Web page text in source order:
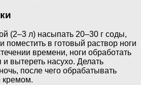
(2–3 л) насыпать 20–30 г соды,
в готовый раствор ноги
времени, ноги обработать
вытереть насухо. Делать
после чего обрабатывать
кремом.